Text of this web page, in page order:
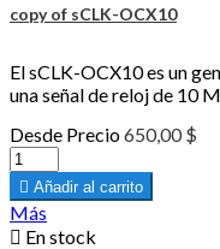
copy of sCLK-OCX10
El sCLK-OCX10 es un
una señal de reloj de 10
Desde Precio650,00 $
 Añadir al carrito
Más
 En stock